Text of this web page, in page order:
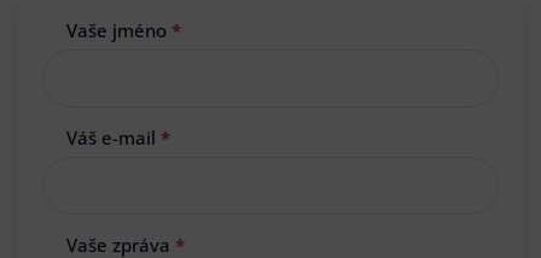
Vaše jméno *
Váš e-mail *
Vaše zpráva *